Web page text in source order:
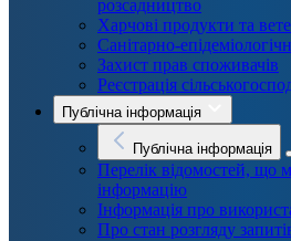
розсадництво
Харчові продукти та
Санітарно-
Захист прав споживачів
Реєстрація
Публічна інформація
Публічна інформація
Перелік відомостей, що
інформацію
Інформація про
Про стан розгляду